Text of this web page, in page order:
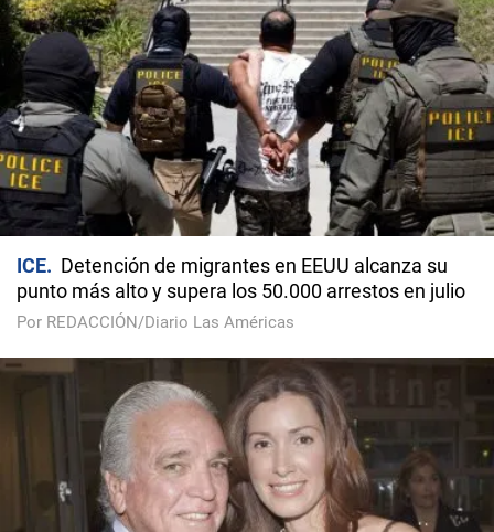
ICE
Detención de migrantes en EEUU alcanza su
punto más alto y supera los 50.000 arrestos en julio
Por REDACCIÓN/Diario Las Américas